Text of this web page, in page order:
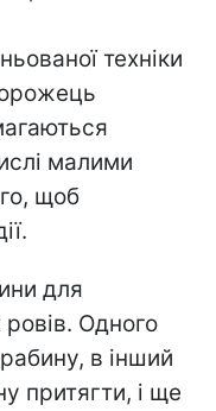
техніки
малими
щоб
для
Одного
в інший
притягти, і ще